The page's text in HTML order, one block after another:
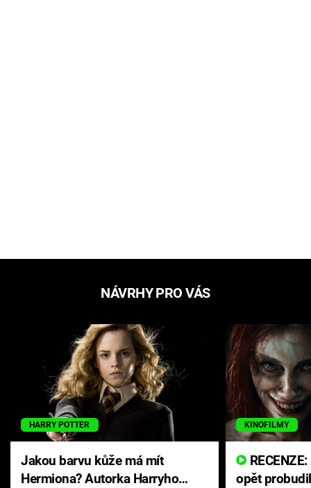
NÁVRHY PRO VÁS
HARRY POTTER
Jakou barvu kůže má mít
Hermiona? Autorka Harryho
KINOFILMY
opět